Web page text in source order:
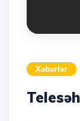
Xəbərlər